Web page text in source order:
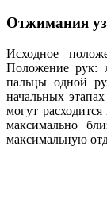
Отжимания
Исходное
Положение рук:
пальцы одной
начальных
могут
максимально
максимальную